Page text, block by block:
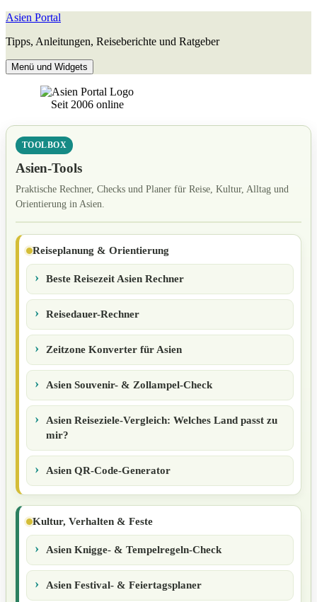
Zum
springen
Asien Portal
Tipps, Anleitungen, Reiseberichte und Ratgeber
Menü und Widgets
Seit 2006 online
TOOLBOX
Asien-Tools
Praktische Rechner, Checks und Planer für Reise, Kultur, Alltag und
Orientierung in Asien.
Reiseplanung & Orientierung
Beste Reisezeit Asien Rechner
Reisedauer-Rechner
Zeitzone Konverter für Asien
Asien Souvenir- & Zollampel-Check
Asien Reiseziele-Vergleich: Welches Land passt zu
mir?
Asien QR-Code-Generator
Kultur, Verhalten & Feste
Asien Knigge- & Tempelregeln-Check
Asien Festival- & Feiertagsplaner